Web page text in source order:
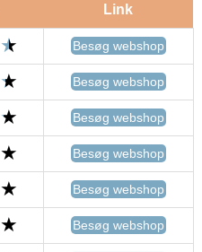
Link
Besøg webshop
Besøg webshop
Besøg webshop
Besøg webshop
Besøg webshop
Besøg webshop